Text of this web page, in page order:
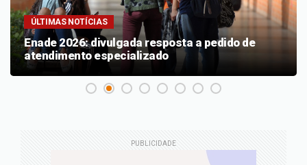
ÚLTIMAS NOTÍCIAS
Enade 2026: divulgada resposta a pedido de
atendimento especializado
PUBLICIDADE